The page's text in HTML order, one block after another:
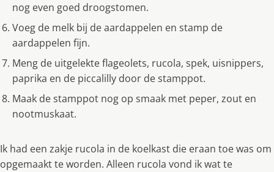
nog even goed droogstomen.
Voeg de melk bij de aardappelen en stamp de
aardappelen fijn.
Meng de uitgelekte flageolets, rucola, spek, uisnippers,
paprika en de piccalilly door de stamppot.
Maak de stamppot nog op smaak met peper, zout en
nootmuskaat.
Ik had een zakje rucola in de koelkast die eraan toe was om
opgemaakt te worden. Alleen rucola vond ik wat te